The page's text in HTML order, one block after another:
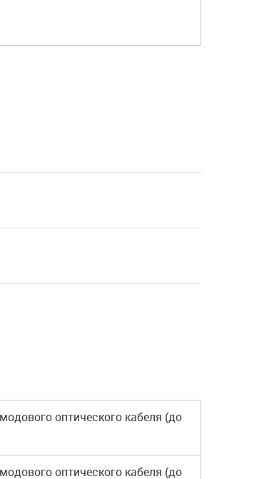
оптического кабеля (до
оптического кабеля (до